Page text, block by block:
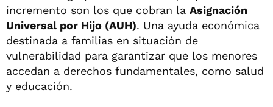
incremento son los que cobran la Asignación
Universal por Hijo (AUH). Una ayuda económica
destinada a familias en situación de
vulnerabilidad para garantizar que los menores
accedan a derechos fundamentales, como salud
y educación.